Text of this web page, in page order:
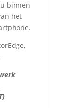
binnen
het